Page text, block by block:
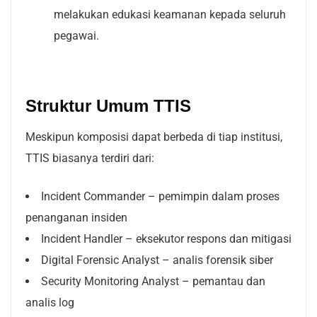
melakukan edukasi keamanan kepada seluruh
pegawai.
Struktur Umum TTIS
Meskipun komposisi dapat berbeda di tiap institusi,
TTIS biasanya terdiri dari:
Incident Commander – pemimpin dalam proses
penanganan insiden
Incident Handler – eksekutor respons dan mitigasi
Digital Forensic Analyst – analis forensik siber
Security Monitoring Analyst – pemantau dan
analis log